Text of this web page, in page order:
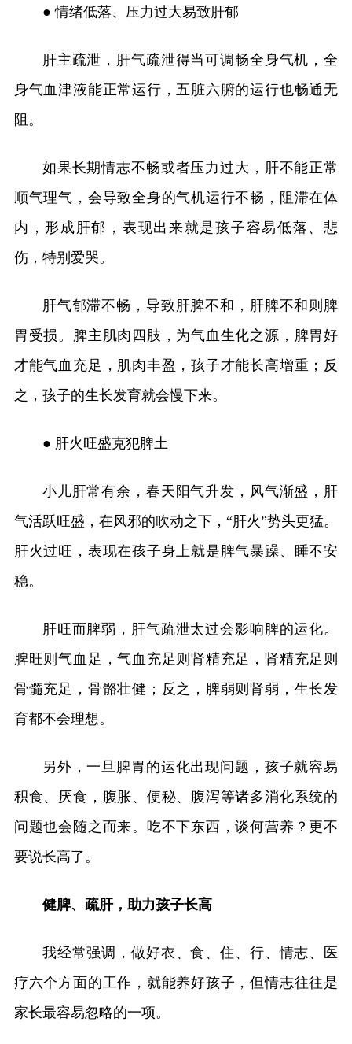
● 情绪低落、压力过大易致肝郁
肝主疏泄，肝气疏泄得当可调畅全身气机，全
身气血津液能正常运行，五脏六腑的运行也畅通无
阻。
如果长期情志不畅或者压力过大，肝不能正常
顺气理气，会导致全身的气机运行不畅，阻滞在体
内，形成肝郁，表现出来就是孩子容易低落、悲
伤，特别爱哭。
肝气郁滞不畅，导致肝脾不和，肝脾不和则脾
胃受损。脾主肌肉四肢，为气血生化之源，脾胃好
才能气血充足，肌肉丰盈，孩子才能长高增重；反
之，孩子的生长发育就会慢下来。
● 肝火旺盛克犯脾土
小儿肝常有余，春天阳气升发，风气渐盛，肝
气活跃旺盛，在风邪的吹动之下，“肝火”势头更猛。
肝火过旺，表现在孩子身上就是脾气暴躁、睡不安
稳。
肝旺而脾弱，肝气疏泄太过会影响脾的运化。
脾旺则气血足，气血充足则肾精充足，肾精充足则
骨髓充足，骨骼壮健；反之，脾弱则肾弱，生长发
育都不会理想。
另外，一旦脾胃的运化出现问题，孩子就容易
积食、厌食，腹胀、便秘、腹泻等诸多消化系统的
问题也会随之而来。吃不下东西，谈何营养？更不
要说长高了。
健脾、疏肝，助力孩子长高
我经常强调，做好衣、食、住、行、情志、医
疗六个方面的工作，就能养好孩子，但情志往往是
家长最容易忽略的一项。